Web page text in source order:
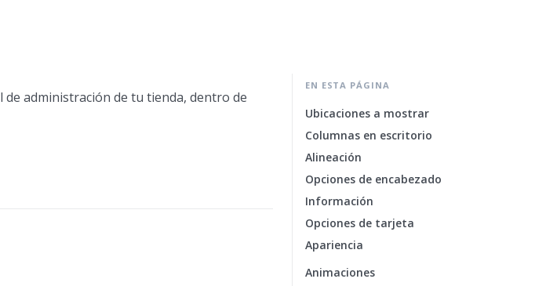
de administración de tu tienda, dentro de
EN ESTA PÁGINA
Ubicaciones a mostrar
Columnas en escritorio
Alineación
Opciones de encabezado
Información
Opciones de tarjeta
Apariencia
Animaciones